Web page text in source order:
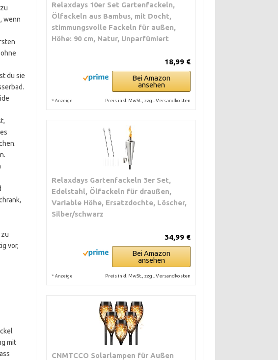
wenn
du sie
vor,
mit
Relaxdays 10er Set Gartenfackeln,
Ölfackeln aus Bambus, mit Docht,
stimmungsvolle Fackeln für außen,
Höhe: 90 cm, Natur, Unparfümiert
18,99 €
Bei Amazon
ansehen
* Anzeige Preis inkl. MwSt., zzgl. Versandkosten
Relaxdays Gartenfackeln 3er Set,
Edelstahl, Ölfackeln für draußen,
Variable Höhe, Ersatzdochte, Löscher,
Silber/schwarz
34,99 €
Bei Amazon
ansehen
* Anzeige Preis inkl. MwSt., zzgl. Versandkosten
CNMTCCO Solarlampen für Außen